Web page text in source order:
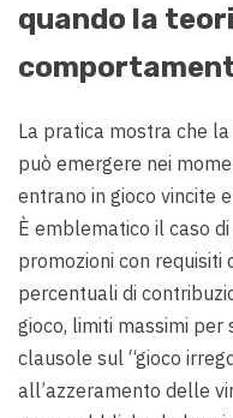
quando la
La pratica mostra che
può emergere nei
entrano in gioco vincite
È emblematico il caso
promozioni con requisiti
percentuali di
gioco, limiti massimi per
clausole sul “gioco
all’azzeramento delle